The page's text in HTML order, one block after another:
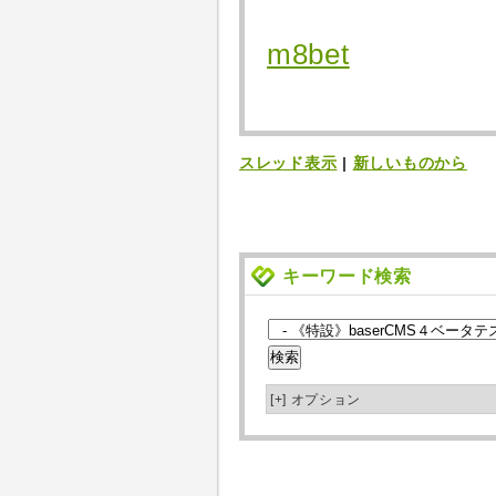
m8bet
スレッド表示 | 新しいものから
キーワード検索
[+] オプション